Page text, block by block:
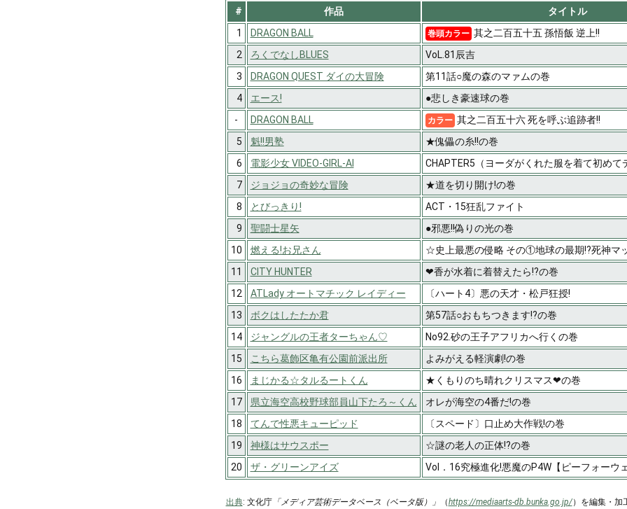
# 作品
タイトル
1
DRAGON BALL 巻頭カラー 其之二百五十五 孫悟飯 逆上!!
2
ろくでなしBLUES
VoL.81辰吉
3
DRAGON QUEST ダイの大冒険
第11話○魔の森のマァムの巻
4
エース!
●悲しき豪速球の巻
-
DRAGON BALL カラー 其之二百五十六 死を呼ぶ追跡者!!
5
魁!!男塾
★傀儡の糸!!の巻
6
電影少女 VIDEO-GIRL-AI
CHAPTER5（ヨーダがくれた服を着て初めて
7
ジョジョの奇妙な冒険
★道を切り開け!の巻
8
とびっきり!
ACT・15狂乱ファイト
9
聖闘士星矢
●邪悪!!偽りの光の巻
10
燃える!お兄さん
☆史上最悪の侵略 その①地球の最期!?死神マ
11
CITY HUNTER
❤香が水着に着替えたら!?の巻
12
ATLady オートマチック レイディー
〔ハート4〕悪の天才・松戸狂授!
13
ボクはしたたか君
第57話○おもちつきます!?の巻
14
ジャングルの王者ターちゃん♡
No92.砂の王子アフリカへ行くの巻
15
こちら葛飾区亀有公園前派出所
よみがえる軽演劇!の巻
16
まじかる☆タルるートくん
★くもりのち晴れクリスマス❤の巻
17
県立海空高校野球部員山下たろ～くん
オレが海空の4番だ!の巻
18
てんで性悪キューピッド
〔スペード〕口止め大作戦!の巻
19
神様はサウスポー
☆謎の老人の正体!?の巻
20
ザ・グリーンアイズ Vol．16究極進化!悪魔のP4W【ピーフォーウ
出典: 文化庁「メディア芸術データベース（ベータ版）」 （https://mediaarts-db.bunka.go.jp/）を編集・加